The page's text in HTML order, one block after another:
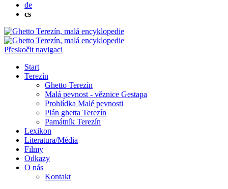
de
cs
Přeskočit navigaci
Start
Terezín
Ghetto Terezín
Malá pevnost - věznice Gestapa
Prohlídka Malé pevnosti
Plán ghetta Terezín
Památník Terezín
Lexikon
Literatura/Média
Filmy
Odkazy
O nás
Kontakt